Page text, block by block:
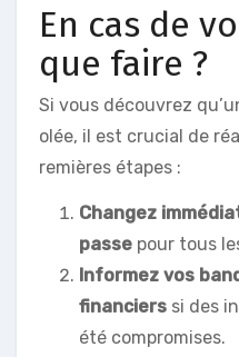
En cas de
que faire ?
Si vous découvrez
olée, il est crucial de
remières étapes :
Changez
passe pour tous
Informez vos
financiers si des
été compromises.